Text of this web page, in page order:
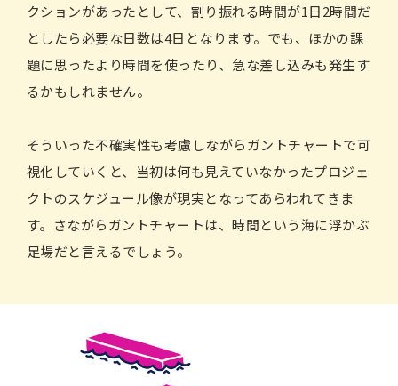
クションがあったとして、割り振れる時間が1日2時間だ
としたら必要な日数は4日となります。でも、ほかの課
題に思ったより時間を使ったり、急な差し込みも発生す
るかもしれません。
そういった不確実性も考慮しながらガントチャートで可
視化していくと、当初は何も見えていなかったプロジェ
クトのスケジュール像が現実となってあらわれてきま
す。さながらガントチャートは、時間という海に浮かぶ
足場だと言えるでしょう。